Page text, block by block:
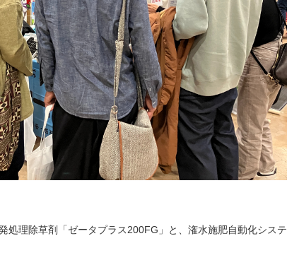
処理除草剤「ゼータプラス200FG」と、潅水施肥自動化システ